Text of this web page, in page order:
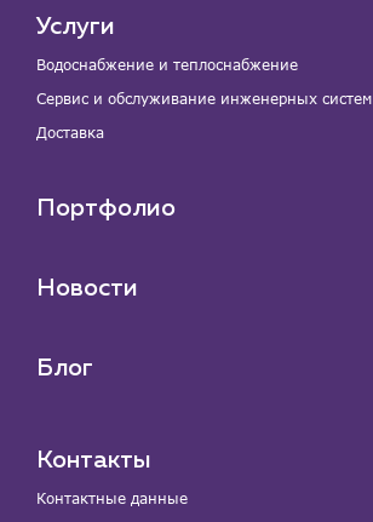
Услуги
Водоснабжение и теплоснабжение
Сервис и обслуживание инженерных систем
Доставка
Портфолио
Новости
Блог
Контакты
Контактные данные